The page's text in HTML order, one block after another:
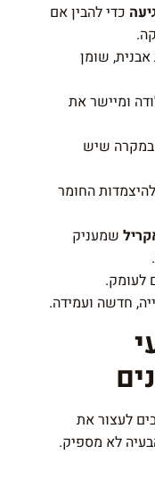
כדי להבין אם
שומן
ומיישר את
שיש
החומר
שמעניק
לעומק.
חדשה ועמידה.
לעצור את
לא מספיק.